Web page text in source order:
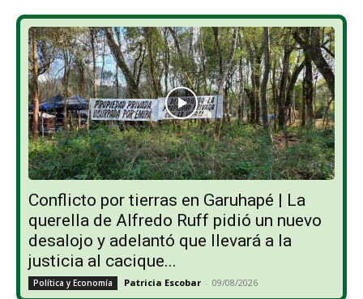
Conflicto por tierras en Garuhapé | La
querella de Alfredo Ruff pidió un nuevo
desalojo y adelantó que llevará a la
justicia al cacique...
Política y Economía Patricia Escobar - 09/08/2026